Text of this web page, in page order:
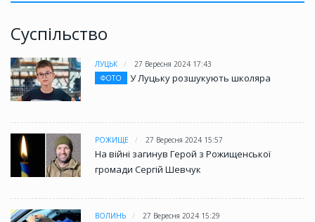
Суспільство
ЛУЦЬК
27 Вересня 2024 17:43
ФОТО
У Луцьку розшукують школяра
РОЖИЩЕ 27 Вересня 2024 15:57
На війні загинув Герой з Рожищенської
громади Сергій Шевчук
ВОЛИНЬ
27 Вересня 2024 15:29